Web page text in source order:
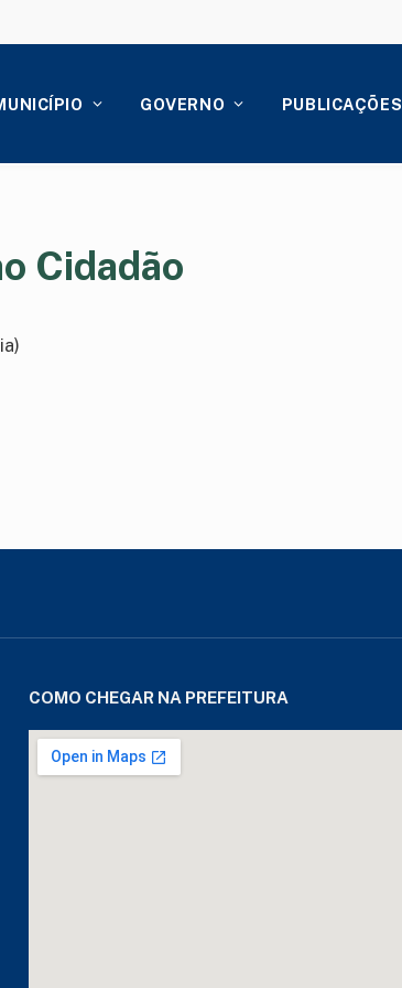
GOVERNO PUBLICAÇÕES
Cidadão
COMO CHEGAR NA PREFEITURA